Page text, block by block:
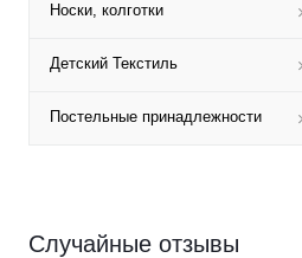
Носки, колготки
Детский Текстиль
Постельные принадлежности
Случайные отзывы